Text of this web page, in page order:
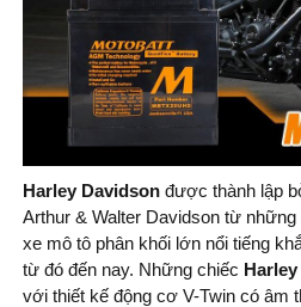
Harley Davidson được thành lập
Arthur & Walter Davidson từ
xe mô tô phân khối lớn nổi tiếng
từ đó đến nay. Những chiếc
với thiết kế động cơ V-Twin có âm